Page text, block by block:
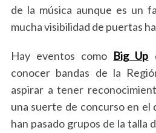
de la música aunque es un
mucha visibilidad de puertas
Hay eventos como Big Up
conocer bandas de la
aspirar a tener
una suerte de concurso en el
han pasado grupos de la talla